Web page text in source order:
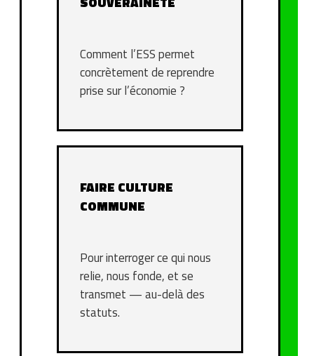
Comment l’ESS permet
concrètement de reprendre
prise sur l’économie ?
FAIRE CULTURE
COMMUNE
Pour interroger ce qui nous
relie, nous fonde, et se
transmet — au-delà des
statuts.